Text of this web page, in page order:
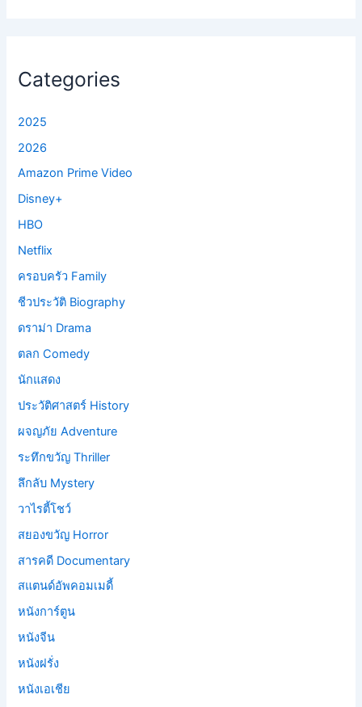
Categories
2025
2026
Amazon Prime Video
Disney+
HBO
Netflix
ครอบครัว Family
ชีวประวัติ Biography
ดราม่า Drama
ตลก Comedy
นักแสดง
ประวัติศาสตร์ History
ผจญภัย Adventure
ระทึกขวัญ Thriller
ลึกลับ Mystery
วาไรตี้โชว์
สยองขวัญ Horror
สารคดี Documentary
สแตนด์อัพคอมเมดี้
หนังการ์ตูน
หนังจีน
หนังฝรั่ง
หนังเอเชีย